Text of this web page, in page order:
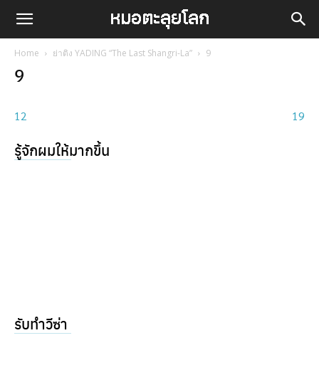
Home ย่าติง YADING “The Last Shangri-La” 9
9
12 19
รู้จักผมให้มากขึ้น
รับทำวีซ่า